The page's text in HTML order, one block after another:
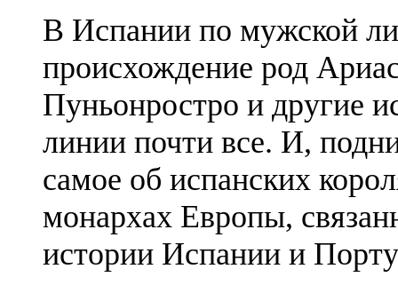
В Испании по мужской
происхождение род
Пуньонростро и другие
линии почти все. И,
самое об испанских
монархах Европы,
истории Испании и